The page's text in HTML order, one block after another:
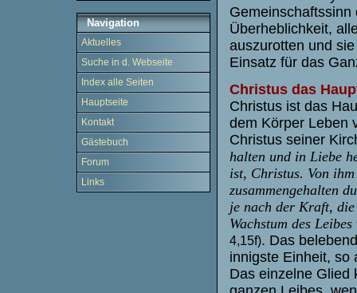
Navigation
Aktuelles
Suche in d. Webseite
Index alle Seiten
Hauptseite
Kontakt
Gästebuch
Forum
Links
Überheblichkeit,
auszurotten und
Einsatz für das
Christus das
Christus ist das
dem Körper Leben
Christus seiner
halten und in Liebe
ist, Christus. Von
zusammengehalten
je nach der Kraft, die
Wachstum des
4,15f). Das
innigste Einheit, so
Das einzelne Glied